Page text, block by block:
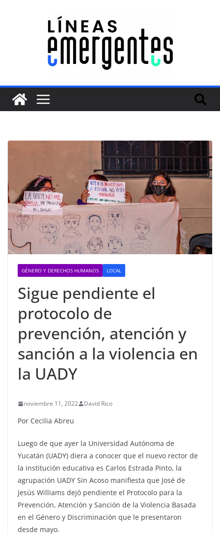
GÉNERO Y DERECHOS HUMANOS LOCAL
Sigue pendiente el
protocolo de
prevención, atención y
sanción a la violencia en
la UADY
noviembre 11, 2022 David Rico
Por Cecilia Abreu
Luego de que ayer la Universidad Autónoma de
Yucatán (UADY) diera a conocer que el nuevo rector de
la institución educativa es Carlos Estrada Pinto, la
agrupación UADY Sin Acoso manifiesta que José de
Jesús Williams dejó pendiente el Protocolo para la
Prevención, Atención y Sanción de la Violencia Basada
en el Género y Discriminación que le presentaron
desde mayo.